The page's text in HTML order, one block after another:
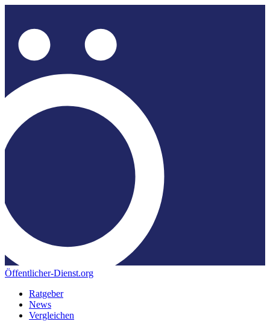
Öffentlicher-Dienst.org
Ratgeber
News
Vergleichen